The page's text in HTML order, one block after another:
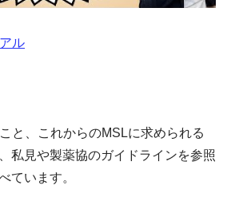
ル
と、これからのMSLに求められる
私見や製薬協のガイドラインを参照
ています。